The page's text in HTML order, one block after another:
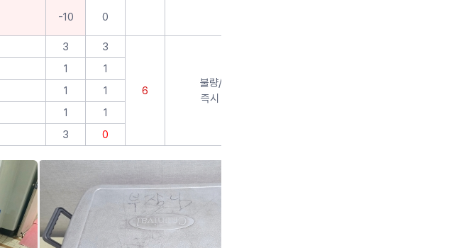
-10 0
3 3
6
불량/오염 자재
즉시 교체 지시
1
1
1
1
1
1
3 0